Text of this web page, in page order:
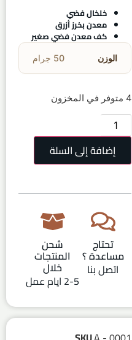
خلخال فضي
معدن بخرز أزرق
كف معدن فضي صغير
الوزن 50 جرام
4 متوفر في المخزون
إضافة إلى السلة
تحتاج
مساعدة ؟
اتصل بنا
شحن
المنتجات
خلال
2-5 ايام عمل